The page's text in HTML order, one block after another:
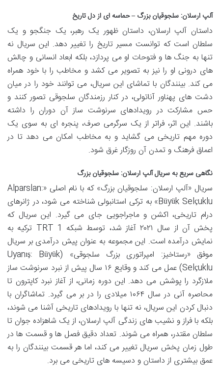
آلپ ارسلان: سلجوقیان بزرگ – حماسه ای از دل تاریخ
داستان آلپ ارسلان، داستان ظهور یک رهبر، یک جنگجو و یک
سلطان است که توانست مسیر تاریخ را تغییر دهد. این سریال نه
تنها به جنگ ها و فتوحات او می پردازد، بلکه ابعاد انسانی و چالش
های درونی او را نیز به تصویر می کشد و مخاطب را با خود همراه
می کند. بینندگان با تماشای این سریال، می توانند خود را در میان
دشت های پهناور آناتولی، در کنار رزمندگان سلجوقی تصور کنند و
حس مشارکت در رویدادهای سرنوشت ساز آن دوران را داشته
باشند. این اثر، فراتر از یک سرگرمی صرف، پنجره ای به سوی یک
دوره مهم تاریخی می گشاید و به مخاطب امکان می دهد تا در
اعماق فرهنگ و تمدن آن روزگار غرق شود.
نگاهی سریع به سریال آلپ ارسلان: سلجوقیان بزرگ
سریال «آلپ ارسلان: سلجوقیان بزرگ» که با نام اصلی «Alparslan:
Büyük Selçuklu» به ترکی استانبولی شناخته می شود، در ژانرهای
درام تاریخی، اکشن و ماجراجویی جای می گیرد. این سریال که
پخش آن از سال ۲۰۲۱ آغاز شد، توسط شبکه TRT 1 ترکیه به
نمایش درآمده است. این مجموعه به عنوان پیش درآمدی بر سریال
موفق «رستاخیز: امپراتوری بزرگ سلجوقی» (Uyanış: Büyük
Selçuklu) عمل می کند و وقایع ۱۶ سال پیش از نبرد سرنوشت ساز
ملازگرد را پوشش می دهد. این دوره زمانی، از آغاز نبرد کاپترون تا
محاصره آنی در سال ۱۰۶۴ میلادی را در بر می گیرد. تماشاگران با
دنبال کردن این سریال، نه تنها با رویدادهای تاریخی آشنا می شوند،
بلکه با فراز و نشیب های زندگی آلپ ارسلان، از یک شاهزاده جوان تا
سلطان مقتدر، همراه می شوند. تعداد دقیق فصل ها و قسمت ها در
طول زمان پخش سریال تغییر می کند، اما هر قسمت بینندگان را به
عمق بیشتری از داستان و دسیسه های تاریخی می برد.